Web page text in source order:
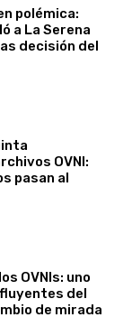
polémica:
a La Serena
decisión del
OVNI:
pasan al
OVNIs: uno
del
de mirada